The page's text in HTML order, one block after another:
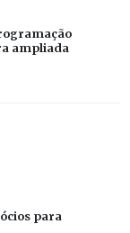
ampliada
para